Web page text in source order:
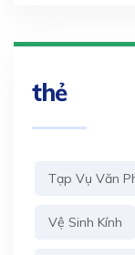
thẻ
Tạp Vụ Văn
Vệ Sinh Kính